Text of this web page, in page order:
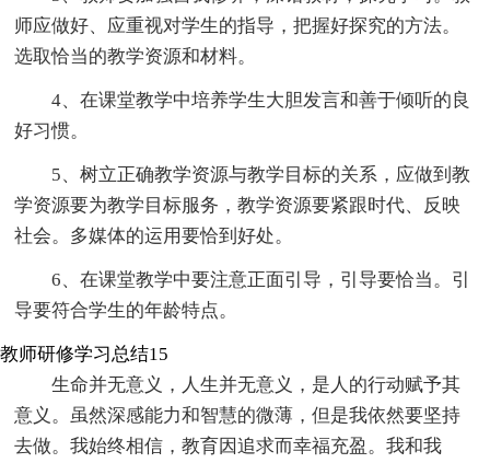
师应做好、应重视对学生的指导，把握好探究的方法。
选取恰当的教学资源和材料。
4、在课堂教学中培养学生大胆发言和善于倾听的良
好习惯。
5、树立正确教学资源与教学目标的关系，应做到教
学资源要为教学目标服务，教学资源要紧跟时代、反映
社会。多媒体的运用要恰到好处。
6、在课堂教学中要注意正面引导，引导要恰当。引
导要符合学生的年龄特点。
教师研修学习总结15
生命并无意义，人生并无意义，是人的行动赋予其
意义。虽然深感能力和智慧的微薄，但是我依然要坚持
去做。我始终相信，教育因追求而幸福充盈。我和我